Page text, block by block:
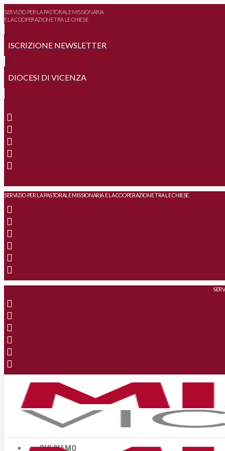
SERVIZIO PER LA PASTORALE MISSIONARIA
E LA COOPERAZIONE TRA LE CHIESE
ISCRIZIONE NEWSLETTER
DIOCESI DI VICENZA
SERVIZIO PER LA PASTORALE MISSIONARIA E LA COOPERAZIONE TRA LE CHIESE
CHI SIAMO